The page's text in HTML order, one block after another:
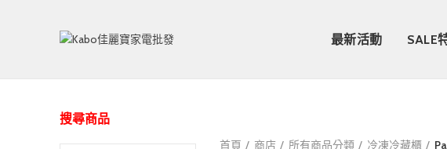
最新活動 SALE
搜尋商品
首頁 商店 所有商品分類 冷凍冷藏櫃